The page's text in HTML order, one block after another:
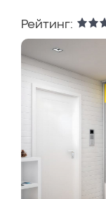
Рейтинг: